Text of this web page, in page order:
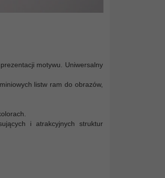
motywu. Uniwersalny
listw ram do obrazów,
i atrakcyjnych struktur